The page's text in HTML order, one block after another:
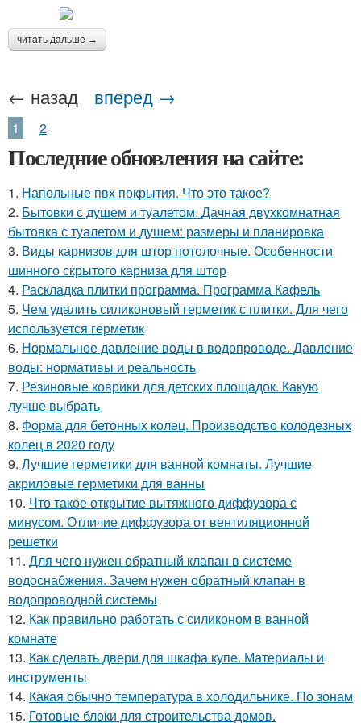
читать дальше →
← назад вперед →
1 2
Последние обновления на сайте:
1. Напольные пвх покрытия. Что это такое?
2. Бытовки с душем и туалетом. Дачная двухкомнатная
бытовка с туалетом и душем: размеры и планировка
3. Виды карнизов для штор потолочные. Особенности
шинного скрытого карниза для штор
4. Раскладка плитки программа. Программа Кафель
5. Чем удалить силиконовый герметик с плитки. Для чего
используется герметик
6. Нормальное давление воды в водопроводе. Давление
воды: нормативы и реальность
7. Резиновые коврики для детских площадок. Какую
лучше выбрать
8. Форма для бетонных колец. Производство колодезных
колец в 2020 году
9. Лучшие герметики для ванной комнаты. Лучшие
акриловые герметики для ванны
10. Что такое открытие вытяжного диффузора с
минусом. Отличие диффузора от вентиляционной
решетки
11. Для чего нужен обратный клапан в системе
водоснабжения. Зачем нужен обратный клапан в
водопроводной системы
12. Как правильно работать с силиконом в ванной
комнате
13. Как сделать двери для шкафа купе. Материалы и
инструменты
14. Какая обычно температура в холодильнике. По зонам
15. Готовые блоки для строительства домов.